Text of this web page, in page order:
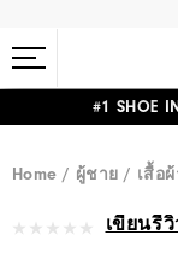
#1
Home ผู้ชาย เสื้อผ้
เขียนรีวิ